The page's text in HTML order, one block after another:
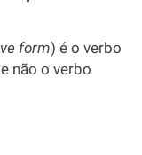
form) é o verbo
não o verbo